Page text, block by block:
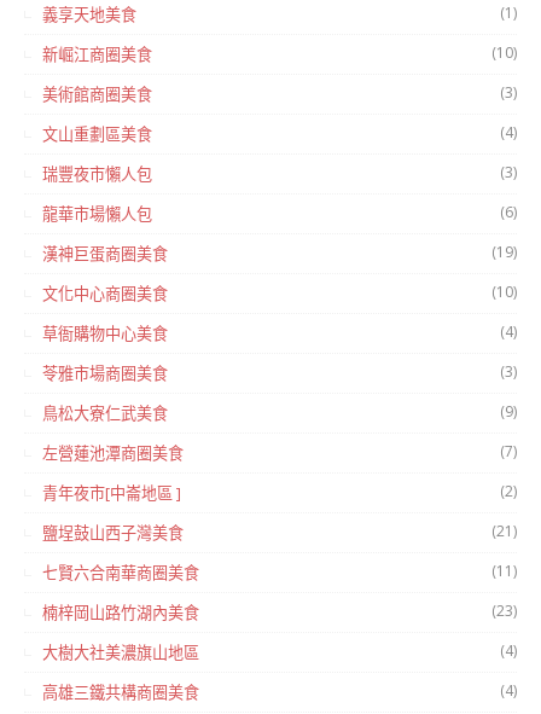
義享天地美食 (1)
新崛江商圈美食 (10)
美術館商圈美食 (3)
文山重劃區美食 (4)
瑞豐夜市懶人包 (3)
龍華市場懶人包 (6)
漢神巨蛋商圈美食 (19)
文化中心商圈美食 (10)
草衙購物中心美食 (4)
苓雅市場商圈美食 (3)
鳥松大寮仁武美食 (9)
左營蓮池潭商圈美食 (7)
青年夜市[中崙地區 ] (2)
鹽埕鼓山西子灣美食 (21)
七賢六合南華商圈美食 (11)
楠梓岡山路竹湖內美食 (23)
大樹大社美濃旗山地區 (4)
高雄三鐵共構商圈美食 (4)